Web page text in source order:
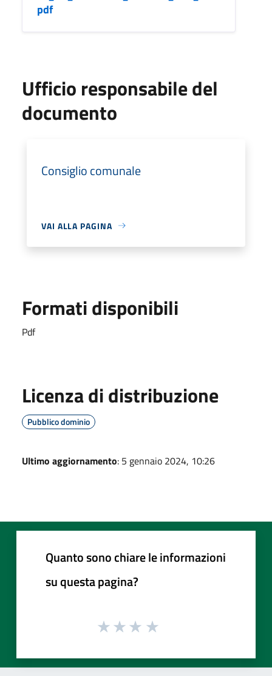
pdf
Ufficio responsabile del
documento
Consiglio comunale
VAI ALLA PAGINA
Formati disponibili
Pdf
Licenza di distribuzione
Pubblico dominio
Ultimo aggiornamento: 5 gennaio 2024, 10:26
Quanto sono chiare le informazioni
su questa pagina?